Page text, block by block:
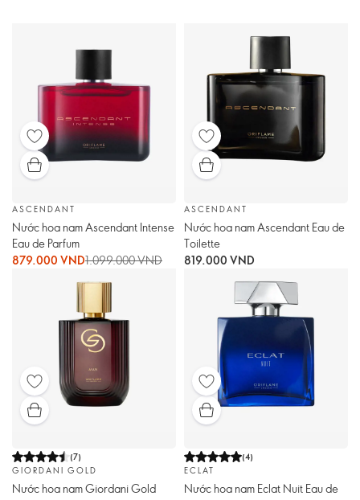
ASCENDANT
Nước hoa nam Ascendant Intense
Eau de Parfum
879.000 VND1.099.000 VND
ASCENDANT
Nước hoa nam Ascendant Eau de
Toilette
819.000 VND
(7)
GIORDANI GOLD
Nước hoa nam Giordani Gold
(4)
ECLAT
Nước hoa nam Eclat Nuit Eau de